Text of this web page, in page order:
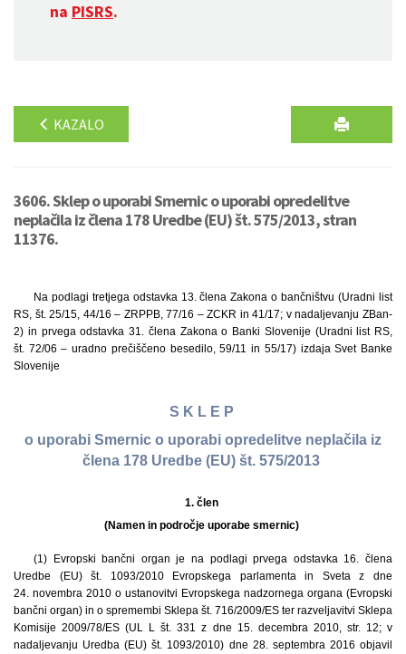
na PISRS.
KAZALO
3606. Sklep o uporabi Smernic o uporabi opredelitve
neplačila iz člena 178 Uredbe (EU) št. 575/2013, stran
11376.
Na podlagi tretjega odstavka 13. člena Zakona o bančništvu (Uradni list
RS, št. 25/15, 44/16 – ZRPPB, 77/16 – ZCKR in 41/17; v nadaljevanju ZBan-
2) in prvega odstavka 31. člena Zakona o Banki Slovenije (Uradni list RS,
št. 72/06 – uradno prečiščeno besedilo, 59/11 in 55/17) izdaja Svet Banke
Slovenije
S K L E P
o uporabi Smernic o uporabi opredelitve neplačila iz
člena 178 Uredbe (EU) št. 575/2013
1. člen
(Namen in področje uporabe smernic)
(1) Evropski bančni organ je na podlagi prvega odstavka 16. člena
Uredbe (EU) št. 1093/2010 Evropskega parlamenta in Sveta z dne
24. novembra 2010 o ustanovitvi Evropskega nadzornega organa (Evropski
bančni organ) in o spremembi Sklepa št. 716/2009/ES ter razveljavitvi Sklepa
Komisije 2009/78/ES (UL L št. 331 z dne 15. decembra 2010, str. 12; v
nadaljevanju Uredba (EU) št. 1093/2010) dne 28. septembra 2016 objavil